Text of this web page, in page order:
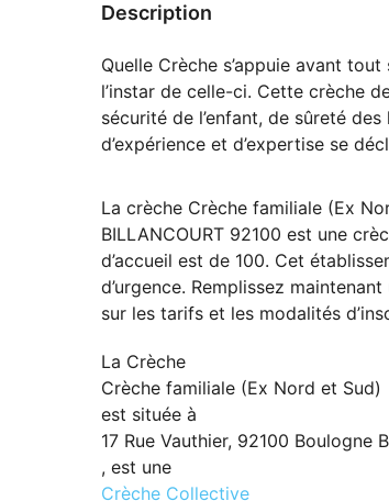
Description
Quelle Crèche s’appuie avant
l’instar de celle-ci. Cette crèche
sécurité de l’enfant, de sûreté
d’expérience et d’expertise se
La crèche Crèche familiale (Ex
BILLANCOURT 92100 est une
d’accueil est de 100. Cet
d’urgence. Remplissez
sur les tarifs et les modalités
La Crèche
Crèche familiale (Ex Nord et Sud)
est située à
17 Rue Vauthier, 92100 Boulogne
, est une
Crèche Collective